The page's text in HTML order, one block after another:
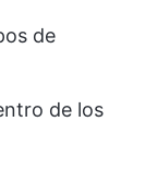
de
de los